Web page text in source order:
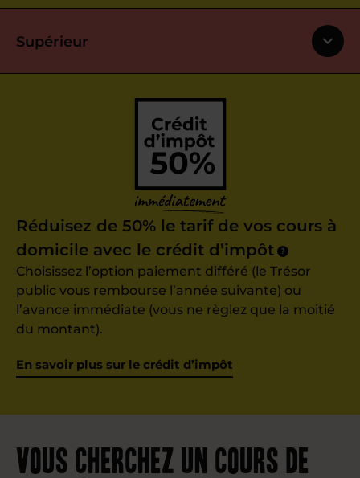
Supérieur
Réduisez de 50% le tarif de vos cours à
domicile avec le crédit d’impôt
?
Choisissez l’option paiement différé (le Trésor
public vous rembourse l’année suivante) ou
l’avance immédiate (vous ne règlez que la moitié
du montant).
En savoir plus sur le crédit d’impôt
Vous cherchez un cours de